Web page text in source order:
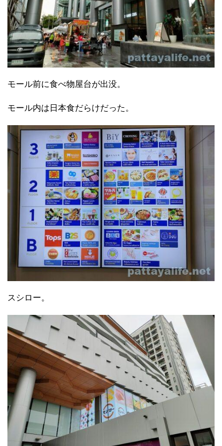
モール前に食べ物屋台が出没。
モール内は日本食だらけだった。
スシロー。